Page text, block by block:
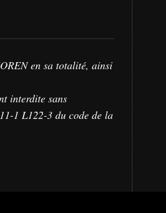
en sa totalité, ainsi
interdite sans
1 L122-3 du code de la